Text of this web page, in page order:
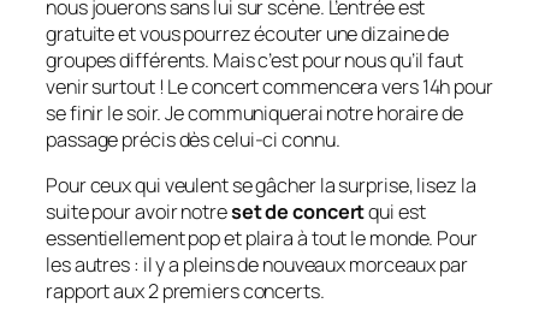
nous jouerons sans lui sur scène. L’entrée est
gratuite et vous pourrez écouter une dizaine de
groupes différents. Mais c’est pour nous qu’il faut
venir surtout ! Le concert commencera vers 14h pour
se finir le soir. Je communiquerai notre horaire de
passage précis dès celui-ci connu.
Pour ceux qui veulent se gâcher la surprise, lisez la
suite pour avoir notreset de concertqui est
essentiellement pop et plaira à tout le monde. Pour
les autres : il y a pleins de nouveaux morceaux par
rapport aux 2 premiers concerts.